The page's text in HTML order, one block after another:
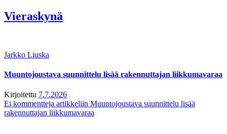
Vieraskynä
Jarkko Liuska
Muuntojoustava suunnittelu lisää rakennuttajan liikkumavaraa
Kirjoitettu 7.7.2026
Ei kommentteja artikkeliin Muuntojoustava suunnittelu lisää
rakennuttajan liikkumavaraa